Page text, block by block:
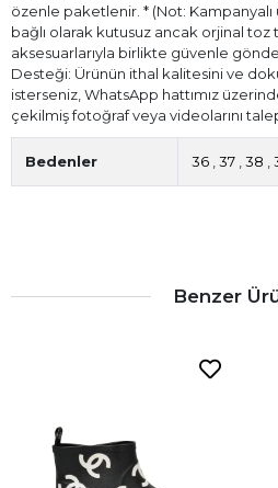
özenle paketlenir. * (Not:
bağlı olarak kutusuz ancak orjinal toz
aksesuarlarıyla birlikte güvenle
Desteği: Ürünün ithal kalitesini ve
isterseniz, WhatsApp hattımız
çekilmiş fotoğraf veya videolarını
Bedenler 36 37 38
Benzer